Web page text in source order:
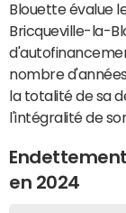
Blouette évalue
Bricqueville-la-
nombre
la totalité de sa
l'intégralité de
en 2024